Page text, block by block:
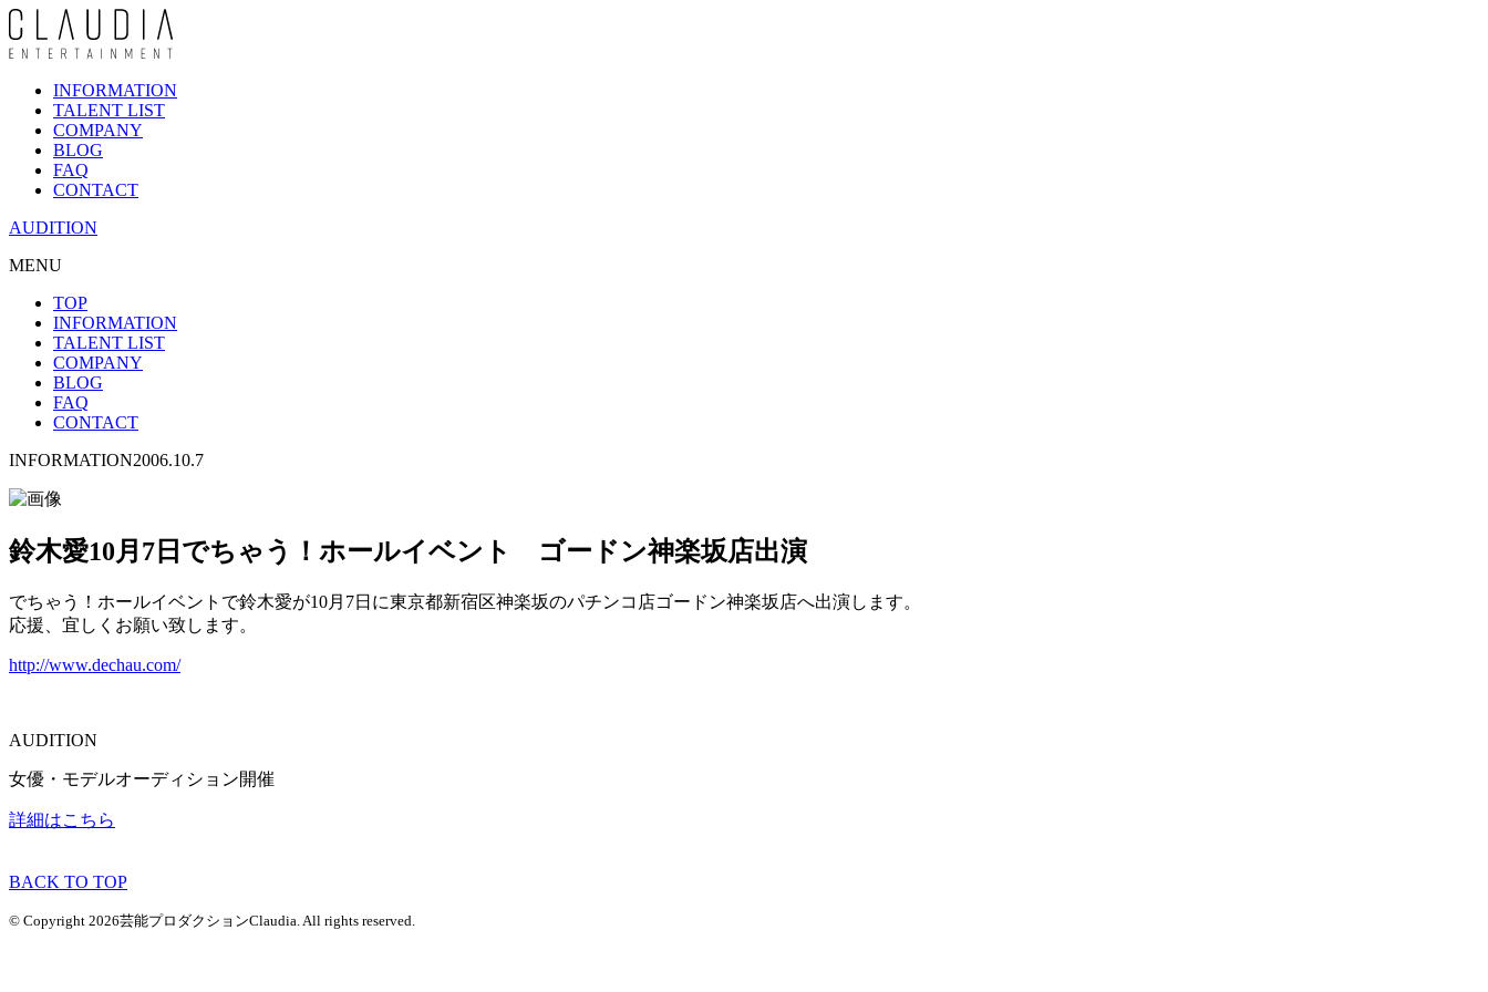
INFORMATION
TALENT LIST
COMPANY
BLOG
FAQ
CONTACT
AUDITION
MENU
TOP
INFORMATION
TALENT LIST
COMPANY
BLOG
FAQ
CONTACT
INFORMATION2006.10.7
鈴木愛10月7日でちゃう！ホールイベント ゴードン神楽坂店出演
でちゃう！ホールイベントで鈴木愛が10月7日に東京都新宿区神楽坂のパチンコ店ゴードン神楽坂店へ出演します。
応援、宜しくお願い致します。
http://www.dechau.com/
AUDITION
女優・モデルオーディション開催
詳細はこちら
BACK TO TOP
© Copyright 2026芸能プロダクションClaudia. All rights reserved.